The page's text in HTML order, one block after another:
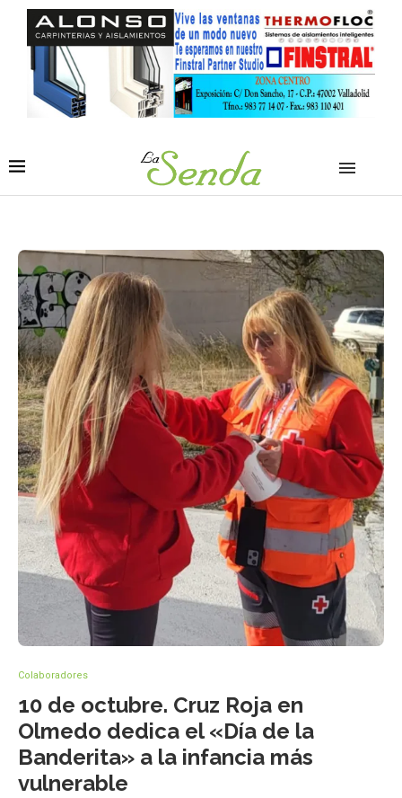
Colaboradores
10 de octubre. Cruz Roja en
Olmedo dedica el «Día de la
Banderita» a la infancia más
vulnerable